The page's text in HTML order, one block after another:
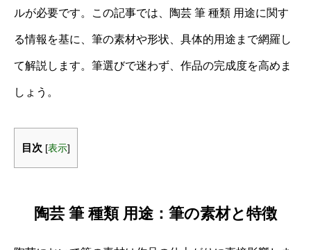
ルが必要です。この記事では、陶芸 筆 種類 用途に関す
る情報を基に、筆の素材や形状、具体的用途まで網羅し
て解説します。筆選びで迷わず、作品の完成度を高めま
しょう。
目次 [表示]
陶芸 筆 種類 用途：筆の素材と特徴